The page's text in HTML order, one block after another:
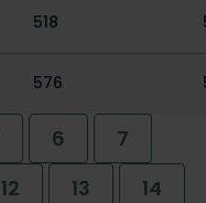
518
576
6
7
12 13
14